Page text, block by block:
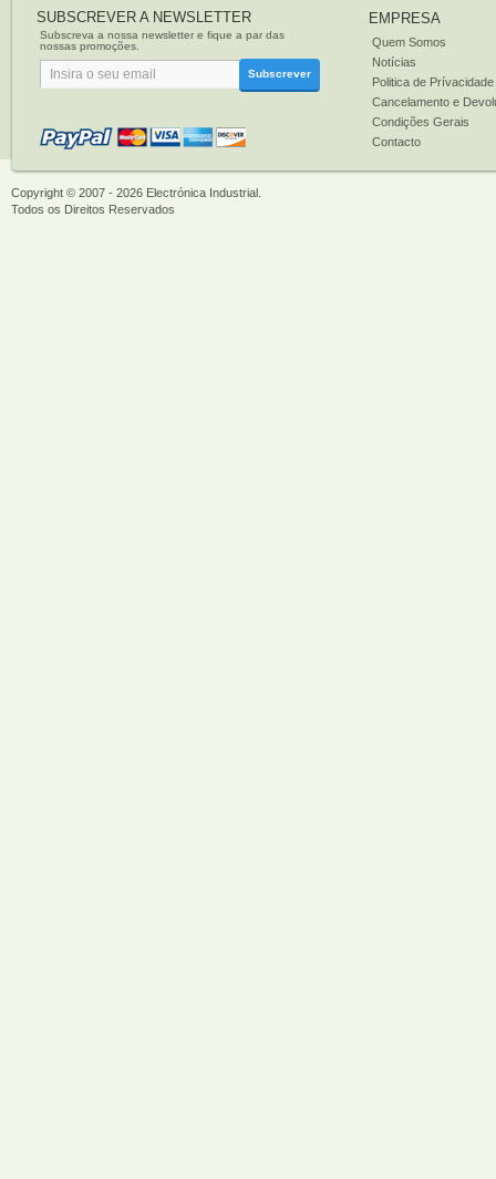
SUBSCREVER A NEWSLETTER
Subscreva a nossa newsletter e fique a par das
nossas promoções.
Subscrever
EMPRESA
Quem Somos
Notícias
Politica de Prívacidade
Cancelamento e
Condições Gerais
Contacto
Copyright © 2007 - 2026 Electrónica Industrial
Todos os Direitos Reservados